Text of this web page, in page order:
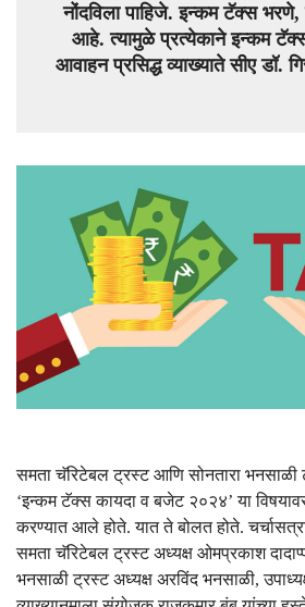
नोंदविला पाहिजे. इन्कम टॅक्स
आहे. त्यामुळे प्रत्येकाने इन्कम
आवाहन प्रसिद्ध व्याख्याते सीए डॉ.
समता चॅरिटेबल ट्रस्ट आणि सोनतारा भनसाळी
‘इन्कम टॅक्स कायदा व बजेट २०२४’ या
करण्यात आले होते. यात ते बोलत होते.
समता चॅरिटेबल ट्रस्ट अध्यक्ष ओमप्रकाश
भनसाळी ट्रस्ट अध्यक्ष अरविंद भनसाळी,